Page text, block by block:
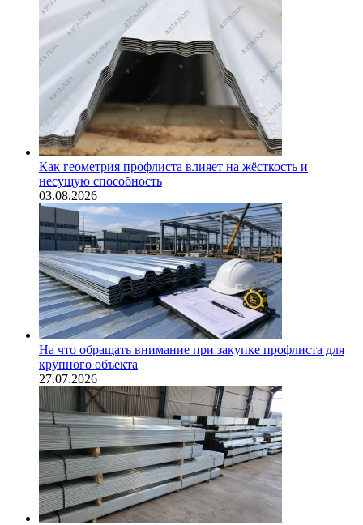
Как геометрия профлиста влияет на жёсткость и
несущую способность
03.08.2026
На что обращать внимание при закупке профлиста для
крупного объекта
27.07.2026